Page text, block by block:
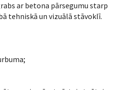
ar betona pārsegumu starp
tehniskā un vizuālā stāvoklī.